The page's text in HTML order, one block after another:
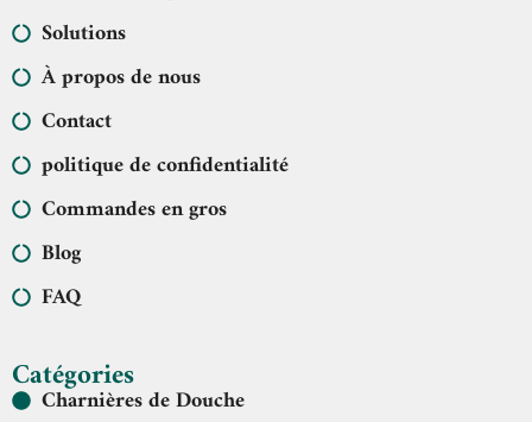
Solutions
À propos de nous
Contact
politique de confidentialité
Commandes en gros
Blog
FAQ
Catégories
Charnières de Douche